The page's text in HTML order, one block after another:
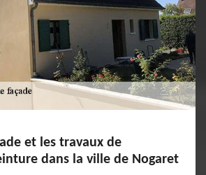
et les travaux de
dans la ville de Nogaret